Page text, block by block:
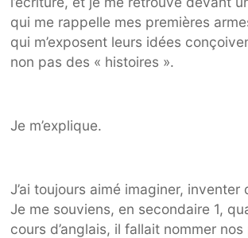
qui me rappelle mes premières
qui m’exposent leurs idées
non pas des « histoires ».
Je m’explique.
J’ai toujours aimé imaginer, inventer
Je me souviens, en secondaire 1,
cours d’anglais, il fallait nommer